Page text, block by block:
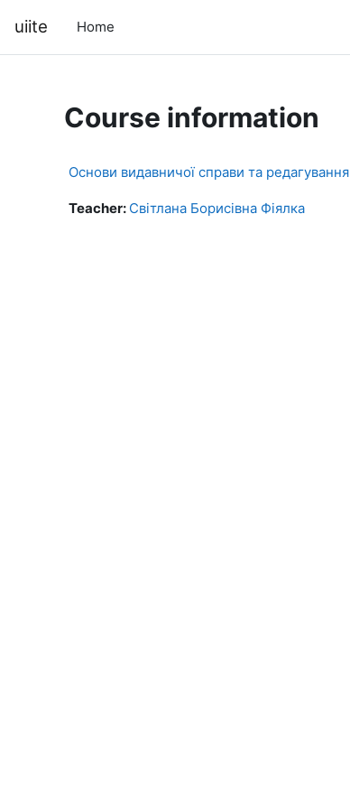
uiite Home
Course information
Основи видавничої справи та редагування
Teacher: Світлана Борисівна Фіялка